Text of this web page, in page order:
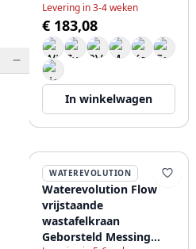
Levering in 3-4 weken
€ 183,08
In winkelwagen
WATEREVOLUTION
Waterevolution Flow
vrijstaande
wastafelkraan
Geborsteld Messing